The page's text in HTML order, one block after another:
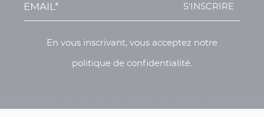
S'INSCRIRE
En vous inscrivant, vous acceptez notre
politique de confidentialité.